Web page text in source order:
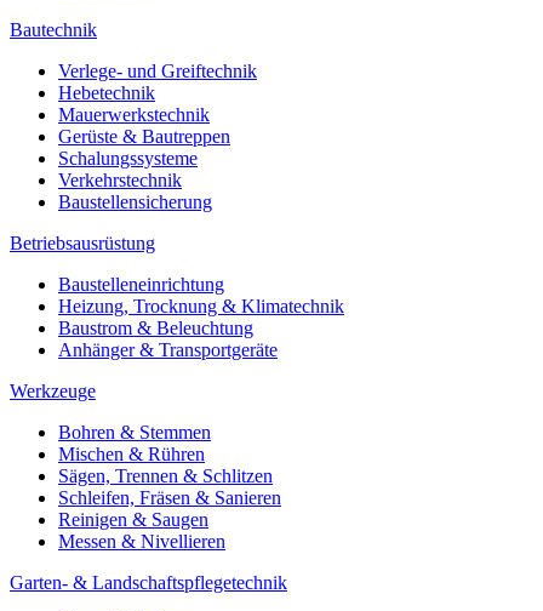
Bautechnik
Verlege- und Greiftechnik
Hebetechnik
Mauerwerkstechnik
Gerüste & Bautreppen
Schalungssysteme
Verkehrstechnik
Baustellensicherung
Betriebsausrüstung
Baustelleneinrichtung
Heizung, Trocknung & Klimatechnik
Baustrom & Beleuchtung
Anhänger & Transportgeräte
Werkzeuge
Bohren & Stemmen
Mischen & Rühren
Sägen, Trennen & Schlitzen
Schleifen, Fräsen & Sanieren
Reinigen & Saugen
Messen & Nivellieren
Garten- & Landschaftspflegetechnik